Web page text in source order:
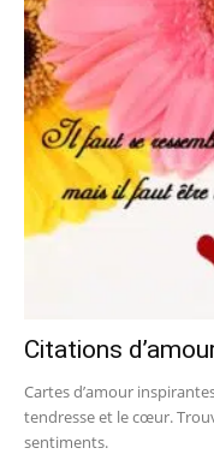
Citations
Cartes d’amour
tendresse et le cœur.
sentiments.